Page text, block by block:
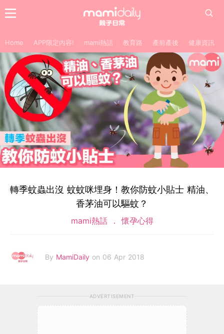
Home APP限定內容! mami熱話 教育路 產前產後 健康資訊
轉季蚊蟲出沒 蚊蚊咪埋身！教你防蚊小貼士 精油、
香茅油可以驅蚊？
mami熱話 懷孕心得
By MamiDaily on 06 Apr 2018
ADVERTISEMENT